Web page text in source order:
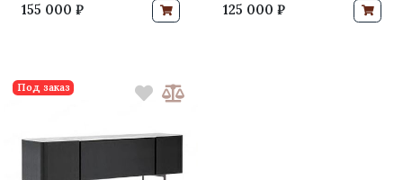
155 000 ₽ 125 000 ₽
Под заказ